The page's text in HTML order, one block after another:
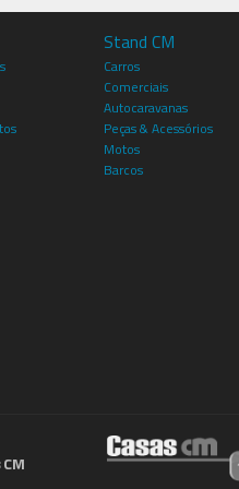
Stand CM
Carros
Comerciais
Autocaravanas
Peças & Acessórios
Motos
Barcos